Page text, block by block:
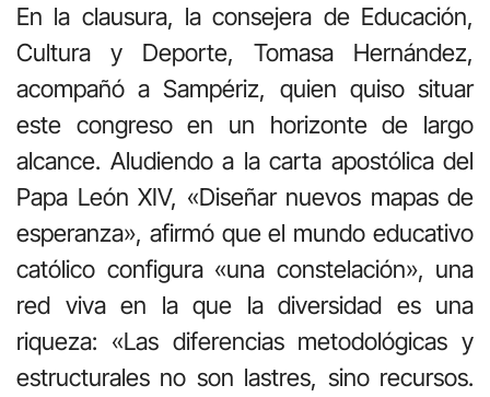
En la clausura, la consejera de Educación,
Cultura y Deporte, Tomasa Hernández,
acompañó a Sampériz, quien quiso situar
este congreso en un horizonte de largo
alcance. Aludiendo a la carta apostólica del
Papa León XIV, «Diseñar nuevos mapas de
esperanza», afirmó que el mundo educativo
católico configura «una constelación», una
red viva en la que la diversidad es una
riqueza: «Las diferencias metodológicas y
estructurales no son lastres, sino recursos.